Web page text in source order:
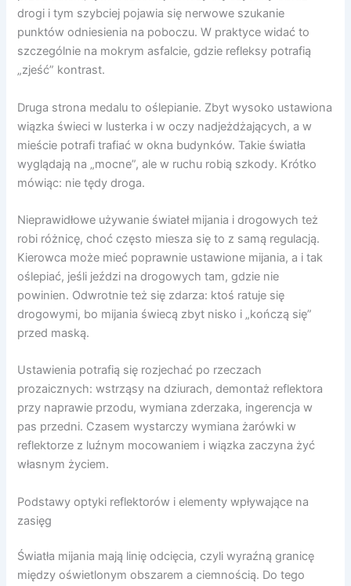
drogi i tym szybciej pojawia się nerwowe szukanie
punktów odniesienia na poboczu. W praktyce widać to
szczególnie na mokrym asfalcie, gdzie refleksy potrafią
„zjeść” kontrast.
Druga strona medalu to oślepianie. Zbyt wysoko ustawiona
wiązka świeci w lusterka i w oczy nadjeżdżających, a w
mieście potrafi trafiać w okna budynków. Takie światła
wyglądają na „mocne”, ale w ruchu robią szkody. Krótko
mówiąc: nie tędy droga.
Nieprawidłowe używanie świateł mijania i drogowych też
robi różnicę, choć często miesza się to z samą regulacją.
Kierowca może mieć poprawnie ustawione mijania, a i tak
oślepiać, jeśli jeździ na drogowych tam, gdzie nie
powinien. Odwrotnie też się zdarza: ktoś ratuje się
drogowymi, bo mijania świecą zbyt nisko i „kończą się”
przed maską.
Ustawienia potrafią się rozjechać po rzeczach
prozaicznych: wstrząsy na dziurach, demontaż reflektora
przy naprawie przodu, wymiana zderzaka, ingerencja w
pas przedni. Czasem wystarczy wymiana żarówki w
reflektorze z luźnym mocowaniem i wiązka zaczyna żyć
własnym życiem.
Podstawy optyki reflektorów i elementy wpływające na
zasięg
Światła mijania mają linię odcięcia, czyli wyraźną granicę
między oświetlonym obszarem a ciemnością. Do tego